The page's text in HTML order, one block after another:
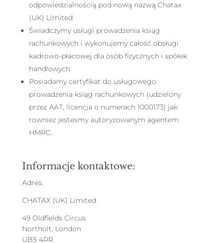
odpowiedzialnością pod nową nazwą Chatax
(UK) Limited
Świadczymy usługi prowadzenia ksiąg
rachunkowych i wykonujemy całość obsługi
kadrowo-płacowej dla osób fizycznych i spółek
handlowych
Posiadamy certyfikat do usługowego
prowadzenia ksiąg rachunkowych (udzielony
przez AAT, licencja o numerach 1000173) jak
rowniez jestesmy autoryzowanym agentem
HMRC.
Informacje kontaktowe:
Adres:
CHATAX (UK) Limited
49 Oldfields Circus
Northolt, London
UB5 4RR